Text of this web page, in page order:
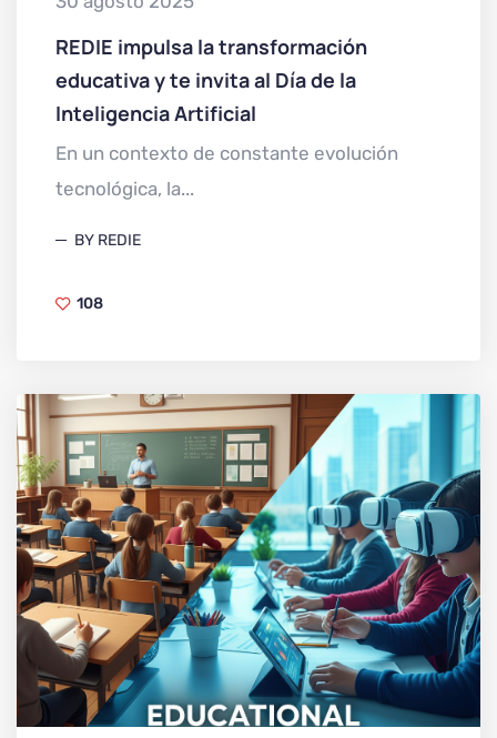
REDIE impulsa la transformación
educativa y te invita al Día de la
Inteligencia Artificial
En un contexto de constante evolución
tecnológica, la...
BY REDIE
108